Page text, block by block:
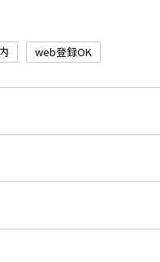
web登録OK